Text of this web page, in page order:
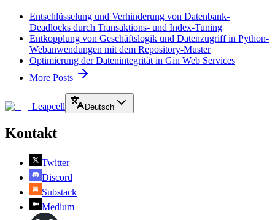
Entschlüsselung und Verhinderung von Datenbank-
Deadlocks durch Transaktions- und Index-Tuning
Entkopplung von Geschäftslogik und Datenzugriff in Python-
Webanwendungen mit dem Repository-Muster
Optimierung der Datenintegrität in Gin Web Services
More Posts
Leapcell Deutsch
Kontakt
Twitter
Discord
Substack
Medium